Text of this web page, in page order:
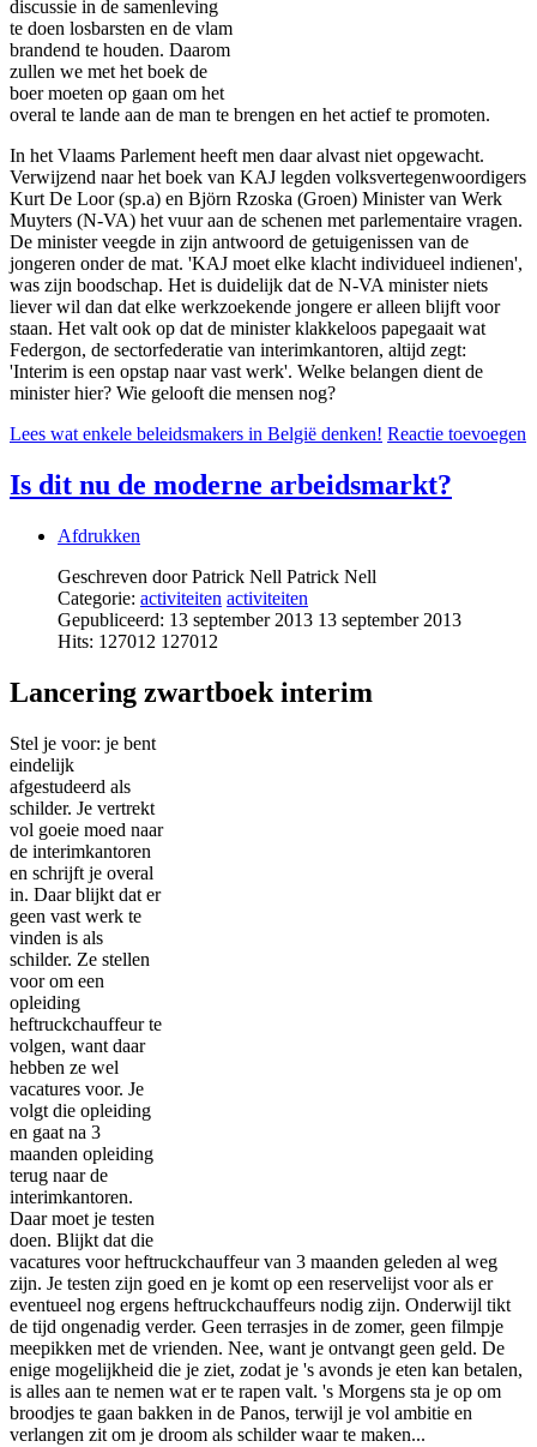
discussie in de samenleving
te doen losbarsten en de vlam
brandend te houden. Daarom
zullen we met het boek de
boer moeten op gaan om het
overal te lande aan de man te brengen en het actief te promoten.
In het Vlaams Parlement heeft men daar alvast niet opgewacht.
Verwijzend naar het boek van KAJ legden volksvertegenwoordigers
Kurt De Loor (sp.a) en Björn Rzoska (Groen) Minister van Werk
Muyters (N-VA) het vuur aan de schenen met parlementaire vragen.
De minister veegde in zijn antwoord de getuigenissen van de
jongeren onder de mat. 'KAJ moet elke klacht individueel indienen',
was zijn boodschap. Het is duidelijk dat de N-VA minister niets
liever wil dan dat elke werkzoekende jongere er alleen blijft voor
staan. Het valt ook op dat de minister klakkeloos papegaait wat
Federgon, de sectorfederatie van interimkantoren, altijd zegt:
'Interim is een opstap naar vast werk'. Welke belangen dient de
minister hier? Wie gelooft die mensen nog?
Lees wat enkele beleidsmakers in België denken! Reactie toevoegen
Is dit nu de moderne arbeidsmarkt?
Afdrukken
Geschreven door Patrick Nell Patrick Nell
Categorie: activiteiten activiteiten
Gepubliceerd: 13 september 2013 13 september 2013
Hits: 127012 127012
Lancering zwartboek interim
Stel je voor: je bent
eindelijk
afgestudeerd als
schilder. Je vertrekt
vol goeie moed naar
de interimkantoren
en schrijft je overal
in. Daar blijkt dat er
geen vast werk te
vinden is als
schilder. Ze stellen
voor om een
opleiding
heftruckchauffeur te
volgen, want daar
hebben ze wel
vacatures voor. Je
volgt die opleiding
en gaat na 3
maanden opleiding
terug naar de
interimkantoren.
Daar moet je testen
doen. Blijkt dat die
vacatures voor heftruckchauffeur van 3 maanden geleden al weg
zijn. Je testen zijn goed en je komt op een reservelijst voor als er
eventueel nog ergens heftruckchauffeurs nodig zijn. Onderwijl tikt
de tijd ongenadig verder. Geen terrasjes in de zomer, geen filmpje
meepikken met de vrienden. Nee, want je ontvangt geen geld. De
enige mogelijkheid die je ziet, zodat je 's avonds je eten kan betalen,
is alles aan te nemen wat er te rapen valt. 's Morgens sta je op om
broodjes te gaan bakken in de Panos, terwijl je vol ambitie en
verlangen zit om je droom als schilder waar te maken...